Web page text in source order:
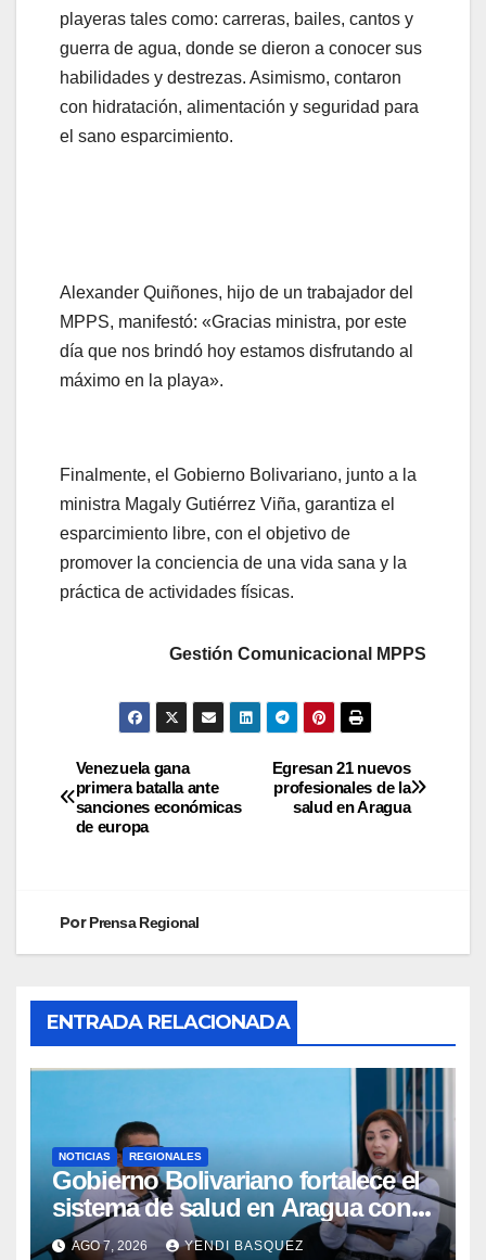
playeras tales como: carreras, bailes, cantos y
guerra de agua, donde se dieron a conocer sus
habilidades y destrezas. Asimismo, contaron
con hidratación, alimentación y seguridad para
el sano esparcimiento.
Alexander Quiñones, hijo de un trabajador del
MPPS, manifestó: «Gracias ministra, por este
día que nos brindó hoy estamos disfrutando al
máximo en la playa».
Finalmente, el Gobierno Bolivariano, junto a la
ministra Magaly Gutiérrez Viña, garantiza el
esparcimiento libre, con el objetivo de
promover la conciencia de una vida sana y la
práctica de actividades físicas.
Gestión Comunicacional MPPS
Egresan 21 nuevos
profesionales de la
salud en Aragua
Venezuela gana
primera batalla ante
sanciones económicas
de europa
PorPrensa Regional
ENTRADA RELACIONADA
NOTICIAS REGIONALES
Gobierno Bolivariano fortalece el
sistema de salud en Aragua con
la reinauguración del CDI La Mora
AGO 7, 2026 YENDI BASQUEZ